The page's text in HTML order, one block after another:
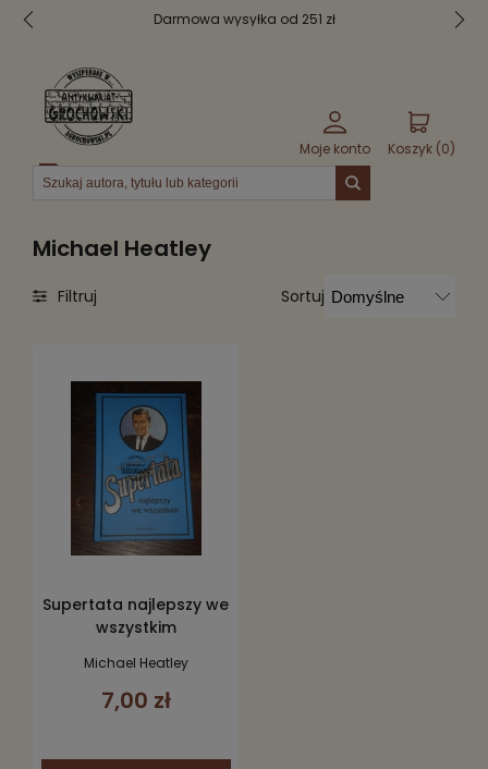
Darmowa wysyłka od 251 zł
Moje konto Koszyk (0)
Menu
Michael Heatley
Sortuj
Filtruj
Supertata najlepszy we
wszystkim
Michael Heatley
7,00 zł